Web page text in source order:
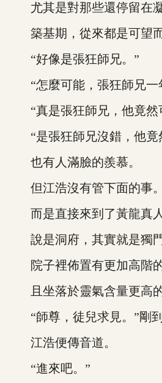
尤其是對那些還停留在凝
築基期，從來都是可望而
“好像是張狂師兄。”
“怎麼可能，張狂師兄一
“真是張狂師兄，他竟然
“是張狂師兄沒錯，他竟
也有人滿臉的羨慕。
但江浩沒有管下面的事。
而是直接來到了黃龍真人
說是洞府，其實就是獨門
院子裡佈置有更加高階的
且坐落於靈氣含量更高的
“師尊，徒兒求見。”剛到
江浩便傳音道。
“進來吧。”